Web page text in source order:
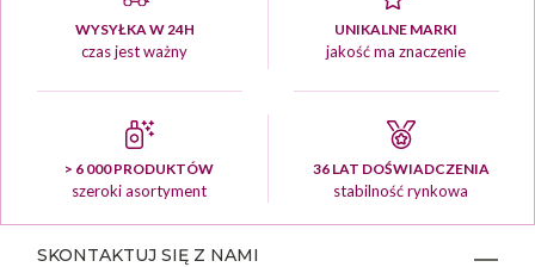
WYSYŁKA W 24H
czas jest ważny
UNIKALNE MARKI
jakość ma znaczenie
> 6 000 PRODUKTÓW
szeroki asortyment
36 LAT DOŚWIADCZENIA
stabilność rynkowa
SKONTAKTUJ SIĘ Z NAMI